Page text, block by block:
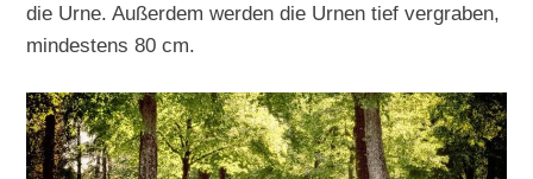
die Urne. Außerdem werden die Urnen tief vergraben,
mindestens 80 cm.